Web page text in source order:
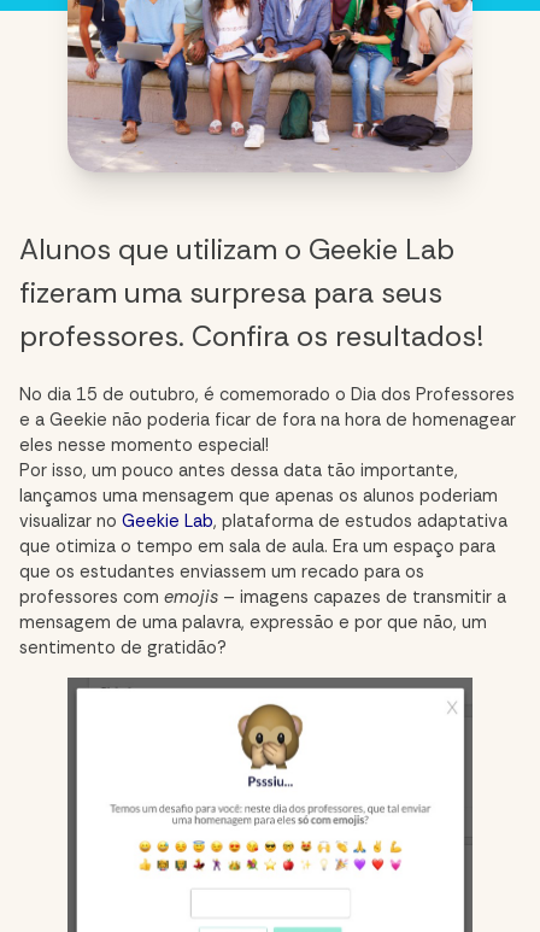
Alunos que utilizam o Geekie Lab
fizeram uma surpresa para seus
professores. Confira os resultados!
No dia 15 de outubro, é comemorado o Dia dos Professores
e a Geekie não poderia ficar de fora na hora de homenagear
eles nesse momento especial!
Por isso, um pouco antes dessa data tão importante,
lançamos uma mensagem que apenas os alunos poderiam
visualizar no Geekie Lab, plataforma de estudos adaptativa
que otimiza o tempo em sala de aula. Era um espaço para
que os estudantes enviassem um recado para os
professores com emojis – imagens capazes de transmitir a
mensagem de uma palavra, expressão e por que não, um
sentimento de gratidão?